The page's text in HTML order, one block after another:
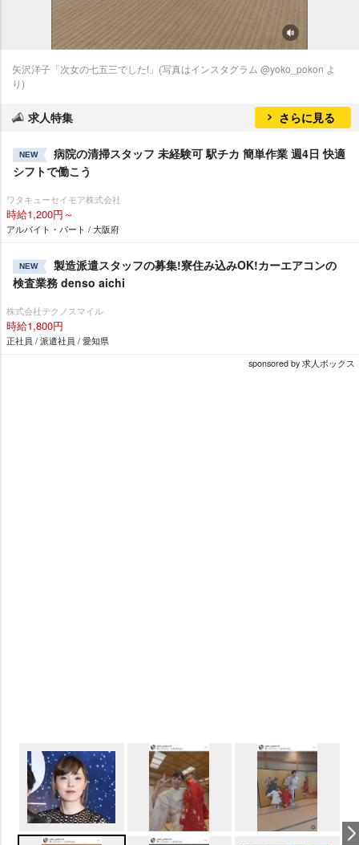
矢沢洋子「次女の七五三でした!」(写真はインスタグラム @yoko_pokon よ
り)
求人特集 さらに見る
NEW
病院の清掃スタッフ 未経験可 駅チカ 簡単作業 週4日 快適
シフトで働こう
ワタキューセイモア株式会社
時給1,200円～
アルバイト・パート / 大阪府
NEW
製造派遣スタッフの募集!寮住み込みOK!カーエアコンの
検査業務 denso aichi
株式会社テクノスマイル
時給1,800円
正社員 / 派遣社員 / 愛知県
sponsored by 求人ボックス